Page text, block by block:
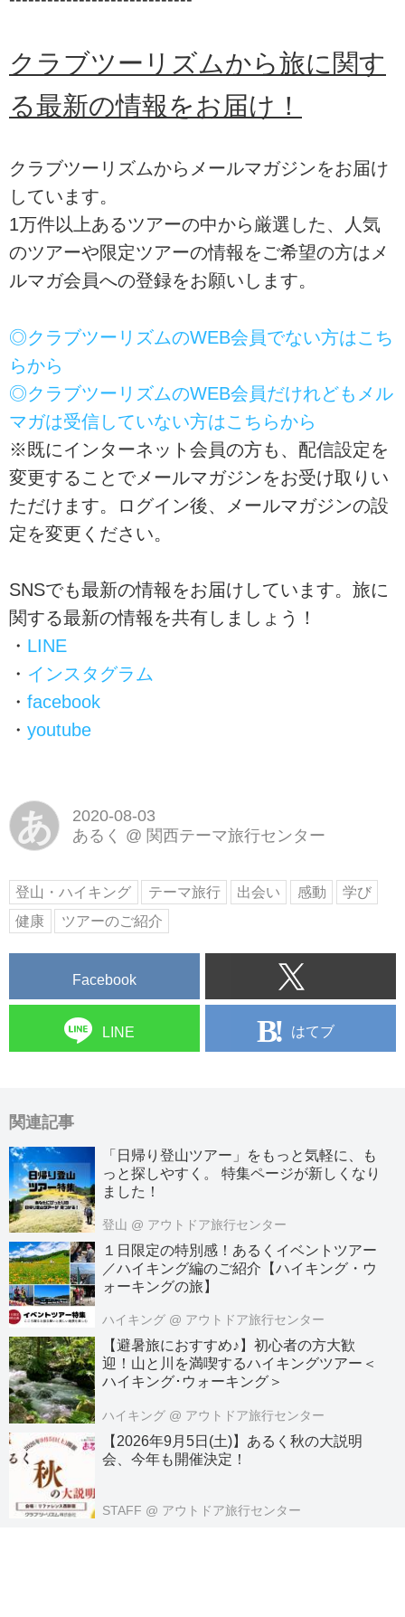
クラブツーリズムから旅に関す
る最新の情報をお届け！
クラブツーリズムからメールマガジンをお届け
しています。
1万件以上あるツアーの中から厳選した、人気
のツアーや限定ツアーの情報をご希望の方はメ
ルマガ会員への登録をお願いします。
◎クラブツーリズムのWEB会員でない方はこち
らから
◎クラブツーリズムのWEB会員だけれどもメル
マガは受信していない方はこちらから
※既にインターネット会員の方も、配信設定を
変更することでメールマガジンをお受け取りい
ただけます。ログイン後、メールマガジンの設
定を変更ください。
SNSでも最新の情報をお届けしています。旅に
関する最新の情報を共有しましょう！
・ LINE
・ インスタグラム
・ facebook
・ youtube
あ
2020-08-03
あるく @ 関西テーマ旅行センター
登山・ハイキング テーマ旅行 出会い 感動
学び
健康
ツアーのご紹介
Facebook
LINE はてブ
関連記事
「日帰り登山ツアー」をもっと気軽に、も
っと探しやすく。 特集ページが新しくなり
ました！
登山 @ アウトドア旅行センター
１日限定の特別感！あるくイベントツアー
／ハイキング編のご紹介【ハイキング・ウ
ォーキングの旅】
ハイキング @ アウトドア旅行センター
【避暑旅におすすめ♪】初心者の方大歓
迎！山と川を満喫するハイキングツアー＜
ハイキング･ウォーキング＞
ハイキング @ アウトドア旅行センター
【2026年9月5日(土)】あるく秋の大説明
会、今年も開催決定！
STAFF @ アウトドア旅行センター